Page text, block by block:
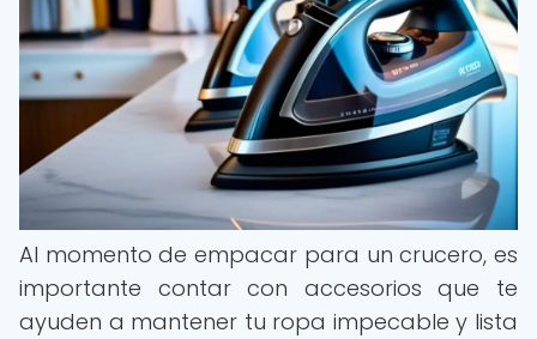
Al momento de empacar para un crucero, es
importante contar con accesorios que te
ayuden a mantener tu ropa impecable y lista